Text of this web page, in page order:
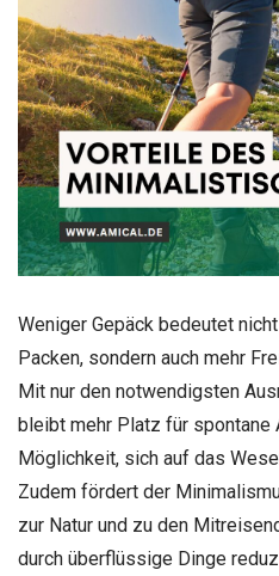
Weniger Gepäck bedeutet
Packen, sondern auch mehr
Mit nur den notwendigsten
bleibt mehr Platz für spontane
Möglichkeit, sich auf das
Zudem fördert der
zur Natur und zu den
durch überflüssige Dinge